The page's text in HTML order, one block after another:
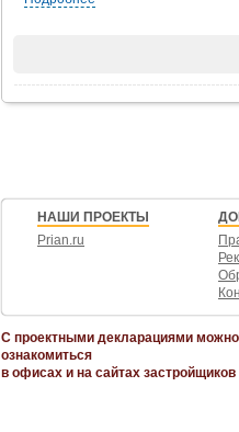
?? Отделка дома позволяет
2 санузла (помимо санузла в
?? Участок позволяет
?? брусчатка по всему периметру
??автополив каждые 25 м.
НАШИ ПРОЕКТЫ
Prian.ru
С проектными декларациями можно
ознакомиться
в офисах и на сайтах застройщиков